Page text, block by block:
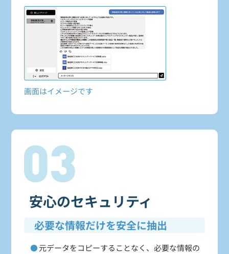
画面はイメージです
安心のセキュリティ
必要な情報だけを安全に抽出
元データをコピーすることなく、必要な情報の